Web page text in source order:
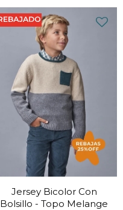
Jersey Bicolor Con
Bolsillo - Topo Melange